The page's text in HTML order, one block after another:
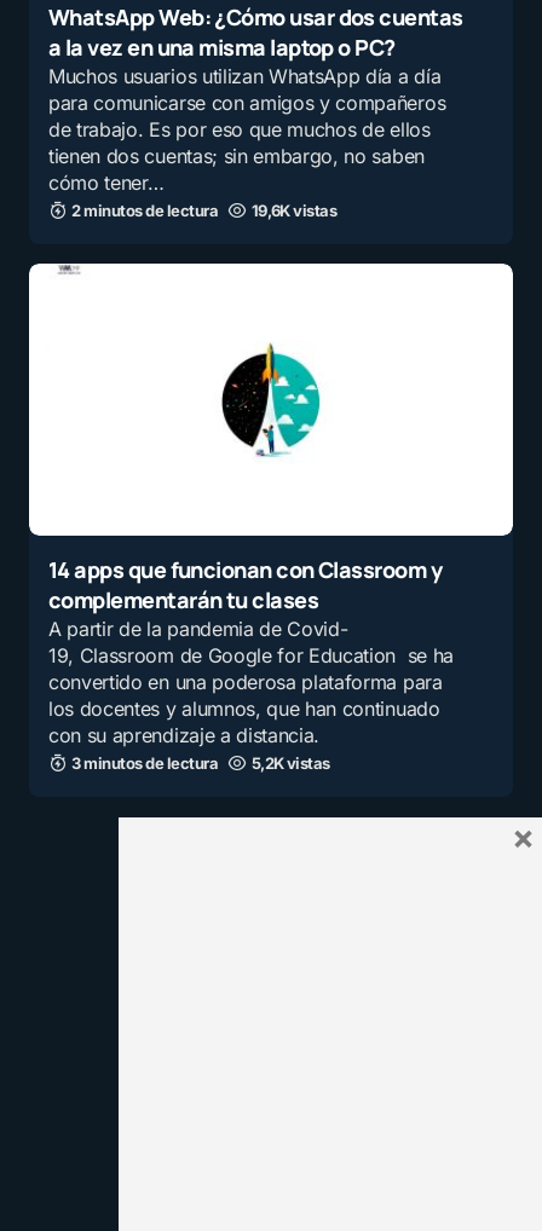
WhatsApp Web: ¿Cómo usar dos cuentas
a la vez en una misma laptop o PC?
Muchos usuarios utilizan WhatsApp día a día
para comunicarse con amigos y compañeros
de trabajo. Es por eso que muchos de ellos
tienen dos cuentas; sin embargo, no saben
cómo tener…
2 minutos de lectura 19,6K vistas
14 apps que funcionan con Classroom y
complementarán tu clases
A partir de la pandemia de Covid-
19, Classroom de Google for Education se ha
convertido en una poderosa plataforma para
los docentes y alumnos, que han continuado
con su aprendizaje a distancia.
3 minutos de lectura 5,2K vistas
×